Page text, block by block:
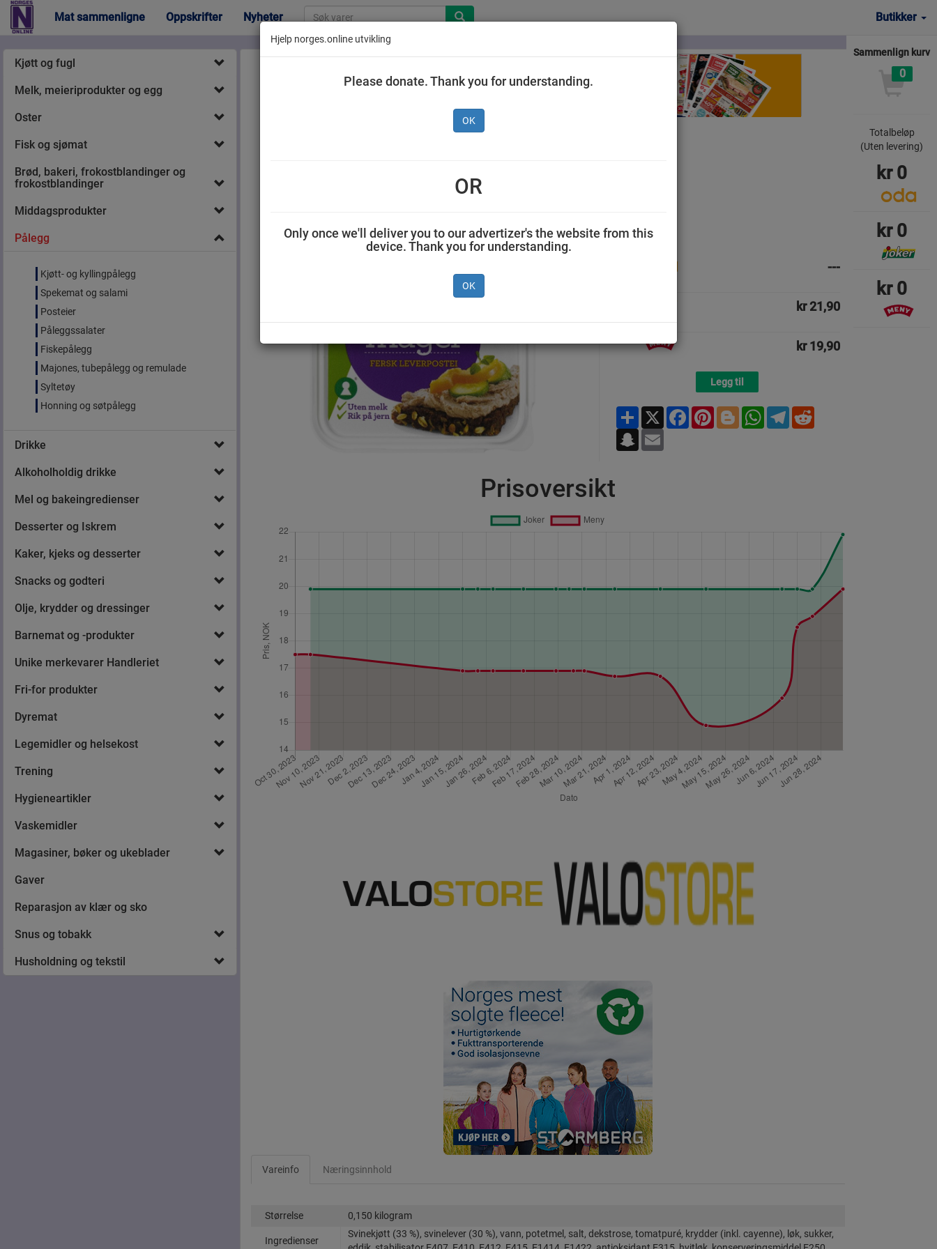
Mat sammenligne Oppskrifter Nyheter Butikker
Kjøtt og fugl
Melk, meieriprodukter og egg
Oster
Fisk og sjømat
Brød, bakeri, frokostblandinger og
frokostblandinger
Middagsprodukter
Pålegg
Kjøtt- og kyllingpålegg
Spekemat og salami
Posteier
Påleggssalater
Fiskepålegg
Majones, tubepålegg og remulade
Syltetøy
Honning og søtpålegg
Drikke
Alkoholholdig drikke
Mel og bakeingredienser
Desserter og Iskrem
Kaker, kjeks og desserter
Snacks og godteri
Olje, krydder og dressinger
Barnemat og -produkter
Unike merkevarer Handleriet
Fri-for produkter
Dyremat
Legemidler og helsekost
Trening
Hygieneartikler
Vaskemidler
Magasiner, bøker og ukeblader
Gaver
Reparasjon av klær og sko
Snus og tobakk
Husholdning og tekstil
Leverpostei Fersk 150 g
---
kr 21,90
kr 19,90
Legg til
ShareX FacebookPinterestBloggerWhatsApp
TelegramReddit
Snapchat
Prisoversikt
Vareinfo Næringsinnhold
Størrelse 0,150 kilogram
Ingredienser
Svinekjøtt (33 %), svinelever (30 %), vann, potetmel, salt, dekstrose, tomatpuré, krydder (inkl. cayenne), løk, sukker,
Sammenlign kurv
0
Totalbeløp
(Uten levering)
kr 0
kr 0
kr 0
Hjelp norges.online utvikling
Please donate. Thank you for understanding.
OK
OR
Only once we'll deliver you to our advertizer's the website from this
device. Thank you for understanding.
OK